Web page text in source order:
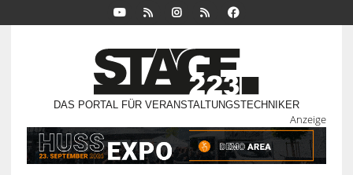
DAS PORTAL FÜR VERANSTALTUNGSTECHNIKER
Anzeige